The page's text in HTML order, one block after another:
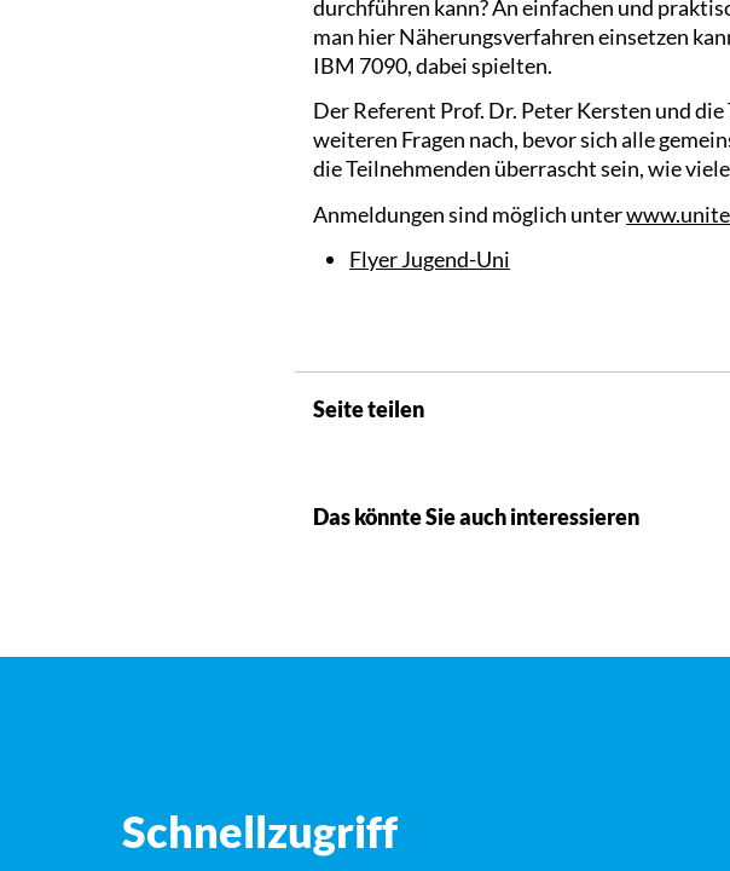
durchführen kann? An einfachen und
man hier Näherungsverfahren einsetzen
IBM 7090, dabei spielten.
Der Referent Prof. Dr. Peter Kersten und
weiteren Fragen nach, bevor sich alle
die Teilnehmenden überrascht sein, wie
Anmeldungen sind möglich unter
Flyer Jugend-Uni
Seite teilen
Das könnte Sie auch interessieren
Schnellzugriff